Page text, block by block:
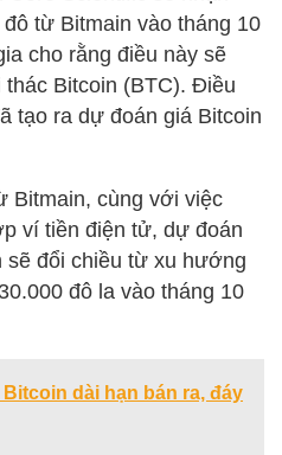
từ Bitmain vào tháng 10
cho rằng điều này sẽ
Bitcoin (BTC). Điều
tạo ra dự đoán giá Bitcoin
Bitmain, cùng với việc
ví tiền điện tử, dự đoán
sẽ đổi chiều từ xu hướng
đô la vào tháng 10
dài hạn bán ra, đáy